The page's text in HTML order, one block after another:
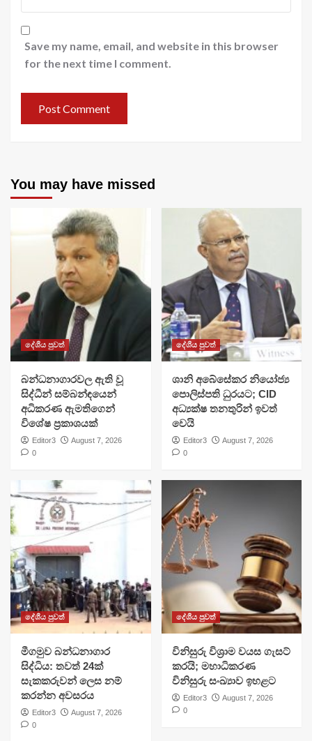
Save my name, email, and website in this browser
for the next time I comment.
You may have missed
දේශීය පුවත්
බන්ධනාගාරවල ඇති වූ
සිද්ධීන් සම්බන්ඳයෙන්
අධිකරණ ඇමතිගෙන්
විශේෂ ප්‍රකාශයක්
Editor3
August 7, 2026
0
දේශීය පුවත්
ශානි අබේසේකර නියෝජ්‍ය
පොලිස්පති ධුරයට; CID
අධ්‍යක්ෂ තනතුරින් ඉවත්
වෙයි
Editor3
August 7, 2026
0
දේශීය පුවත්
මීගමුව බන්ධනාගාර
සිද්ධිය: තවත් 24ක්
සැකකරුවන් ලෙස නම්
කරන්න අවසරය
Editor3
August 7, 2026
0
දේශීය පුවත්
විනිසුරු විශ්‍රාම වයස ගැසට්
කරයි; මහාධිකරණ
විනිසුරු සංඛ්‍යාව ඉහළට
Editor3
August 7, 2026
0